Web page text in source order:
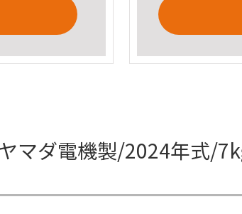
マダ電機製/2024年式/